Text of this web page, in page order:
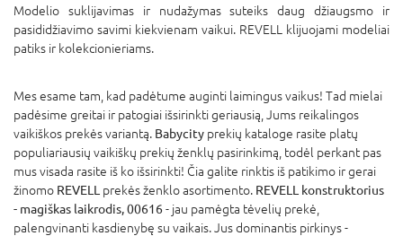
Modelio suklijavimas ir nudažymas suteiks daug džiaugsmo ir
pasididžiavimo savimi kiekvienam vaikui. REVELL klijuojami modeliai
patiks ir kolekcionieriams.
Mes esame tam, kad padėtume auginti laimingus vaikus! Tad mielai
padėsime greitai ir patogiai išsirinkti geriausią, Jums reikalingos
vaikiškos prekės variantą. Babycity prekių kataloge rasite platų
populiariausių vaikiškų prekių ženklų pasirinkimą, todėl perkant pas
mus visada rasite iš ko išsirinkti! Čia galite rinktis iš patikimo ir gerai
žinomo REVELL prekės ženklo asortimento. REVELL konstruktorius
- magiškas laikrodis, 00616- jau pamėgta tėvelių prekė,
palengvinanti kasdienybę su vaikais. Jus dominantis pirkinys -